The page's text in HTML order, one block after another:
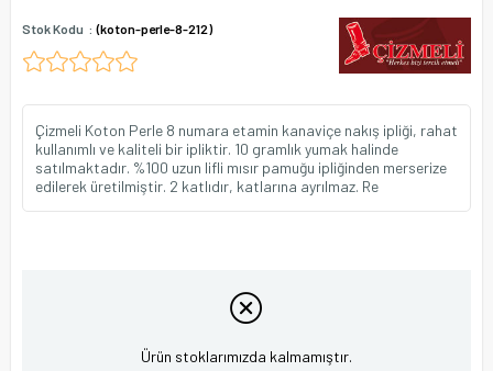
Stok Kodu (koton-perle-8-212)
Çizmeli Koton Perle 8 numara etamin kanaviçe nakış ipliği, rahat
kullanımlı ve kaliteli bir ipliktir. 10 gramlık yumak halinde
satılmaktadır. %100 uzun lifli mısır pamuğu ipliğinden merserize
edilerek üretilmiştir. 2 katlıdır, katlarına ayrılmaz. Re
Ürün stoklarımızda kalmamıştır.